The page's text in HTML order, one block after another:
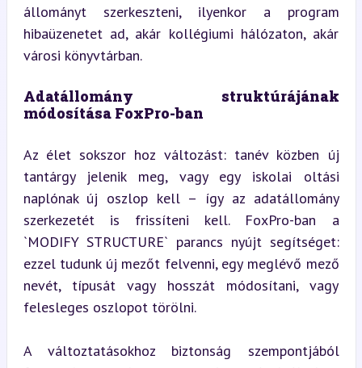
állományt szerkeszteni, ilyenkor a program
hibaüzenetet ad, akár kollégiumi hálózaton, akár
városi könyvtárban.
Adatállomány struktúrájának
módosítása FoxPro-ban
Az élet sokszor hoz változást: tanév közben új
tantárgy jelenik meg, vagy egy iskolai oltási
naplónak új oszlop kell – így az adatállomány
szerkezetét is frissíteni kell. FoxPro-ban a
`MODIFY STRUCTURE` parancs nyújt segítséget:
ezzel tudunk új mezőt felvenni, egy meglévő mező
nevét, típusát vagy hosszát módosítani, vagy
felesleges oszlopot törölni.
A változtatásokhoz biztonság szempontjából